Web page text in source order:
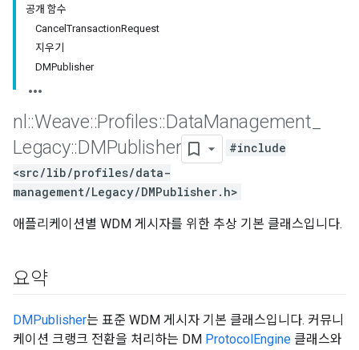
공개 함수
CancelTransactionRequest
지우기
DMPublisher
nl ::Weave::Profiles::DataManagement
Legacy::DMPublisher
#include
<src/lib/profiles/data-
management/Legacy/DMPublisher.h>
애플리케이션별 WDM 게시자를 위한 추상 기본 클래스입니다.
요약
DMPublisher는 표준 WDM 게시자 기본 클래스입니다. 커뮤니
케이션 크랭크 전환을 처리하는 DM ProtocolEngine 클래스와